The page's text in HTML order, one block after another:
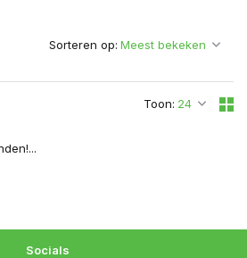
Toon:
Sorteren op:
Socials